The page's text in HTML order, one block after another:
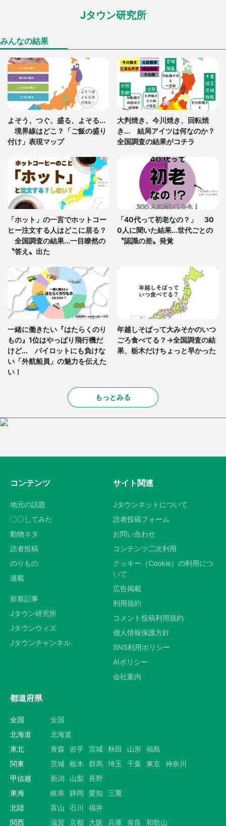
「孫にあげると思って、あなたにこれをあげる」
「ゾワゾワする」「本当に気持ち悪い」 道端でバ
グっちゃってた〝野生の野菜〟に6.5万人戦慄
「閉所恐怖症の私は新幹線で大パニック。隣席の青
年に『手を繋いで』とお願いしたら...」 体験談に
8万人感動
7万人驚がく 「お菓子売り場ならまだしも...」「ハ
ードル高い」
あまりにも四角すぎる猫、激写される 「これもう
座布団だろ」「食パンの耳」と1.4万人困惑
Jタウン研究所
みんなの結果
よそう、つぐ、盛る、よそる...
境界線はどこ？「ご飯の盛り
付け」表現マップ
大判焼き、今川焼き、回転焼
き... 結局アイツは何なのか？
全国調査の結果がコチラ
「ホット」の一言でホットコー
ヒー注文する人はどこに居る？
全国調査の結果...一目瞭然の
〝答え〟出た
「40代って初老なの？」 30
0人に聞いた結果...世代ごとの
〝認識の差〟発覚
一緒に働きたい『はたらくのり
もの』1位はやっぱり飛行機だ
けど... パイロットにも負けな
い「外航船員」の魅力を伝えた
い！
年越しそばって大みそかのいつ
ごろ食べてる？→全国調査の結
果、栃木だけちょっと早かった
もっとみる
コンテンツ
地元の話題
〇〇してみた
動物ネタ
読者投稿
のりもの
連載
新着記事
Jタウン研究所
Jタウンウィズ
Jタウンチャンネル
サイト関連
Jタウンネットについて
読者投稿フォーム
お問い合わせ
コンテンツ二次利用
クッキー（Cookie）の利用につ
いて
広告掲載
利用規約
コメント投稿利用規約
個人情報保護方針
SNS利用ポリシー
AIポリシー
会社案内
都道府県
全国
全国
北海道
北海道
東北
青森 岩手 宮城 秋田 山形 福島
関東
茨城 栃木 群馬 埼玉 千葉 東京 神奈川
甲信越
新潟 山梨
長野
東海
岐阜 静岡 愛知
三重
北陸
富山 石川
福井
関西
滋賀 京都 大阪 兵庫 奈良 和歌山